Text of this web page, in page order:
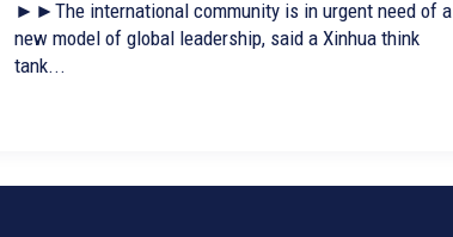
►►The international community is in urgent need of a
new model of global leadership, said a Xinhua think
tank...